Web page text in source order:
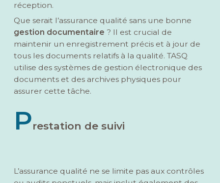
réception.
Que serait l’assurance qualité sans une bonne
gestion documentaire ? Il est crucial de
maintenir un enregistrement précis et à jour de
tous les documents relatifs à la qualité. TASQ
utilise des systèmes de gestion électronique des
documents et des archives physiques pour
assurer cette tâche.
Prestation de suivi
L’assurance qualité ne se limite pas aux contrôles